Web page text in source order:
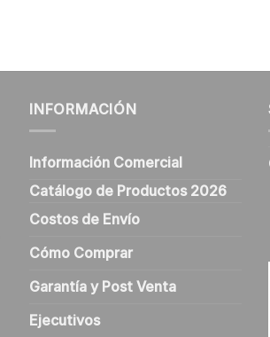
INFORMACIÓN
Información Comercial
Catálogo de Productos 2026
Costos de Envío
Cómo Comprar
Garantía y Post Venta
Ejecutivos